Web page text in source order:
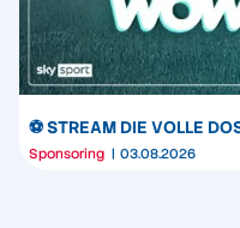
⚽️ STREAM DIE VOLLE
Sponsoring 03.08.2026